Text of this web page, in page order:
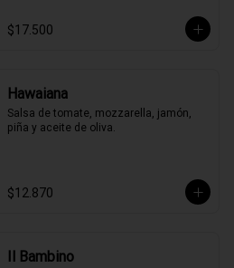
$17.500
Hawaiana
Salsa de tomate, mozzarella, jamón,
piña y aceite de oliva.
$12.870
Il Bambino